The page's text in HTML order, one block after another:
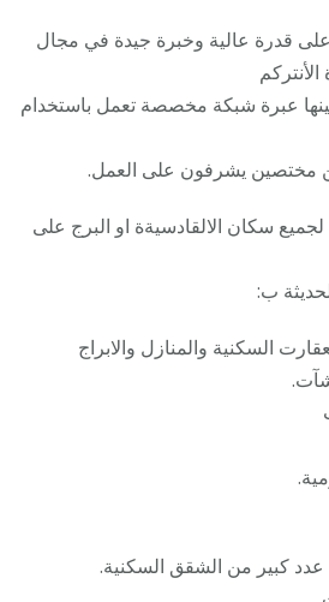
قدرة عالية وخبرة جيدة في مجال
عبرة شبكة مخصصة تعمل باستخدام
مختصين يشرفون على العمل.
لجميع سكان الالقادسيةة او البرج على
ب:
السكنية والمنازل والابراج
كبير من الشقق السكنية.